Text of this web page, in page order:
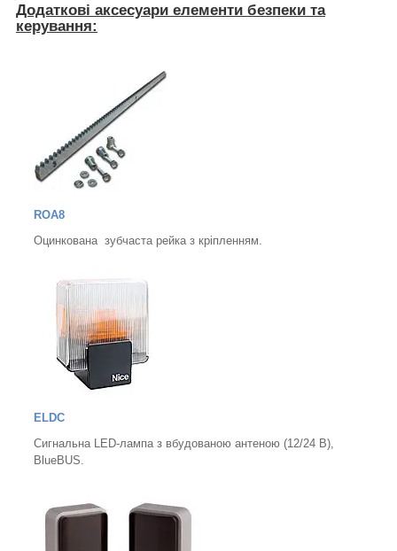
Додаткові аксесуари елементи безпеки та
керування:
ROA8
Оцинкована зубчаста рейка з кріпленням.
ELDC
Сигнальна LED-лампа з вбудованою антеною (12/24 В),
BlueBUS.